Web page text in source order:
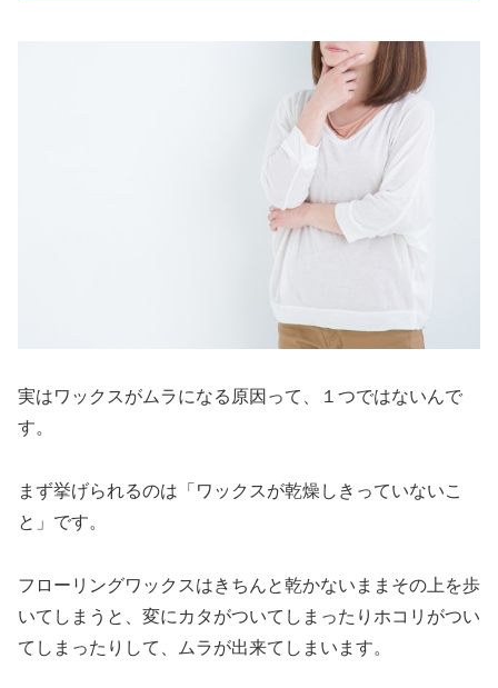
実はワックスがムラになる原因って、１つではないんで
す。
まず挙げられるのは 「ワックスが乾燥しきっていないこ
と」 です。
フローリングワックスはきちんと乾かないままその上を歩
いてしまうと、変にカタがついてしまったりホコリがつい
てしまったりして、ムラが出来てしまいます。